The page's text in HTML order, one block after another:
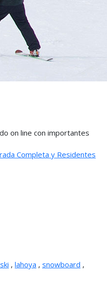
on line con importantes
Completa y Residentes
, lahoya , snowboard ,